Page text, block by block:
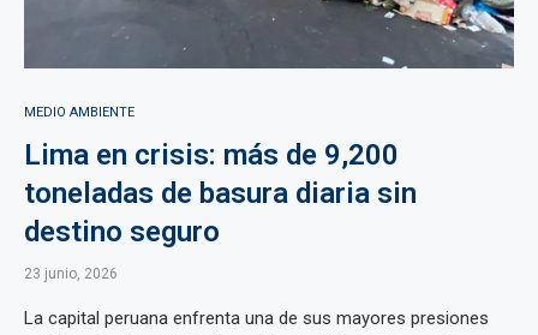
MEDIO AMBIENTE
Lima en crisis: más de 9,200
toneladas de basura diaria sin
destino seguro
23 junio, 2026
La capital peruana enfrenta una de sus mayores presiones